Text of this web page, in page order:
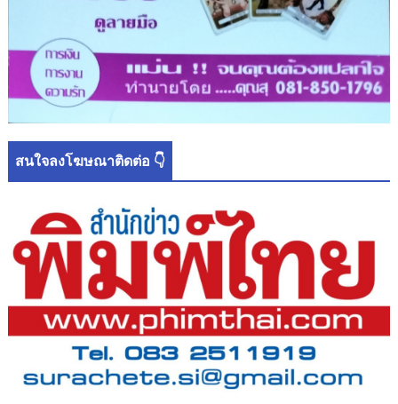
สนใจลงโฆษณาติดต่อ 👇